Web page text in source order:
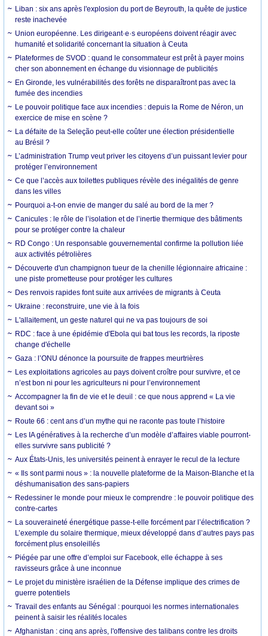
Liban : six ans après l'explosion du port de Beyrouth, la quête de justice
reste inachevée
Union européenne. Les dirigeant·e·s européens doivent réagir avec
humanité et solidarité concernant la situation à Ceuta
Plateformes de SVOD : quand le consommateur est prêt à payer moins
cher son abonnement en échange du visionnage de publicités
En Gironde, les vulnérabilités des forêts ne disparaîtront pas avec la
fumée des incendies
Le pouvoir politique face aux incendies : depuis la Rome de Néron, un
exercice de mise en scène ?
La défaite de la Seleção peut-elle coûter une élection présidentielle
au Brésil ?
L’administration Trump veut priver les citoyens d’un puissant levier pour
protéger l’environnement
Ce que l’accès aux toilettes publiques révèle des inégalités de genre
dans les villes
Pourquoi a-t-on envie de manger du salé au bord de la mer ?
Canicules : le rôle de l’isolation et de l’inertie thermique des bâtiments
pour se protéger contre la chaleur
RD Congo : Un responsable gouvernemental confirme la pollution liée
aux activités pétrolières
Découverte d'un champignon tueur de la chenille légionnaire africaine :
une piste prometteuse pour protéger les cultures
Des renvois rapides font suite aux arrivées de migrants à Ceuta
Ukraine : reconstruire, une vie à la fois
L'allaitement, un geste naturel qui ne va pas toujours de soi
RDC : face à une épidémie d'Ebola qui bat tous les records, la riposte
change d'échelle
Gaza : l’ONU dénonce la poursuite de frappes meurtrières
Les exploitations agricoles au pays doivent croître pour survivre, et ce
n’est bon ni pour les agriculteurs ni pour l’environnement
Accompagner la fin de vie et le deuil : ce que nous apprend « La vie
devant soi »
Route 66 : cent ans d’un mythe qui ne raconte pas toute l’histoire
Les IA génératives à la recherche d’un modèle d’affaires viable pourront-
elles survivre sans publicité ?
Aux États-Unis, les universités peinent à enrayer le recul de la lecture
« Ils sont parmi nous » : la nouvelle plateforme de la Maison-Blanche et la
déshumanisation des sans-papiers
Redessiner le monde pour mieux le comprendre : le pouvoir politique des
contre-cartes
La souveraineté énergétique passe-t-elle forcément par l’électrification ?
L’exemple du solaire thermique, mieux développé dans d’autres pays pas
forcément plus ensoleillés
Piégée par une offre d’emploi sur Facebook, elle échappe à ses
ravisseurs grâce à une inconnue
Le projet du ministère israélien de la Défense implique des crimes de
guerre potentiels
Travail des enfants au Sénégal : pourquoi les normes internationales
peinent à saisir les réalités locales
Afghanistan : cinq ans après, l'offensive des talibans contre les droits